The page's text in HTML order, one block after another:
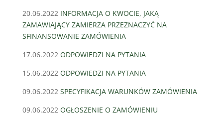
20.06.2022 INFORMACJA O KWOCIE, JAKĄ
ZAMAWIAJĄCY ZAMIERZA PRZEZNACZYĆ NA
SFINANSOWANIE ZAMÓWIENIA
17.06.2022 ODPOWIEDZI NA PYTANIA
15.06.2022 ODPOWIEDZI NA PYTANIA
09.06.2022 SPECYFIKACJA WARUNKÓW ZAMÓWIENIA
09.06.2022 OGŁOSZENIE O ZAMÓWIENIU